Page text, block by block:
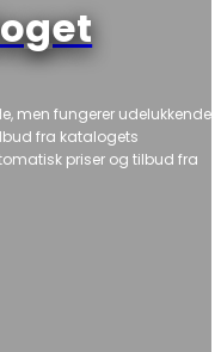
men fungerer udelukkende
fra katalogets
priser og tilbud fra